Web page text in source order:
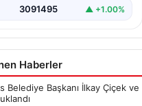
3091495 ▲ +1.00%
Haberler
Belediye Başkanı İlkay Çiçek ve